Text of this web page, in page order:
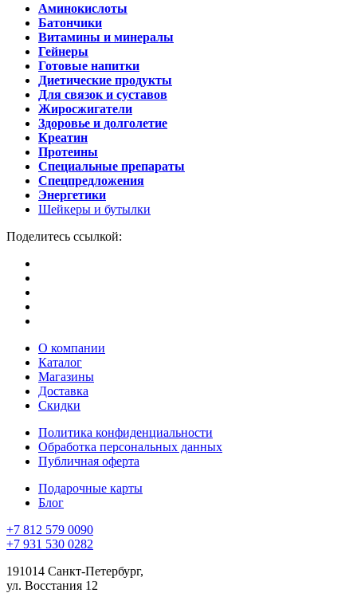
Аминокислоты
Батончики
Витамины и минералы
Гейнеры
Готовые напитки
Диетические продукты
Для связок и суставов
Жиросжигатели
Здоровье и долголетие
Креатин
Протеины
Специальные препараты
Спецпредложения
Энергетики
Шейкеры и бутылки
Поделитесь ссылкой:
О компании
Каталог
Магазины
Доставка
Скидки
Политика конфиденциальности
Обработка персональных данных
Публичная оферта
Подарочные карты
Блог
+7 812 579 0090
+7 931 530 0282
191014 Санкт-Петербург,
ул. Восстания 12